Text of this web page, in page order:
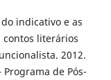
indicativo e as
contos literários
2012.
de Pós-